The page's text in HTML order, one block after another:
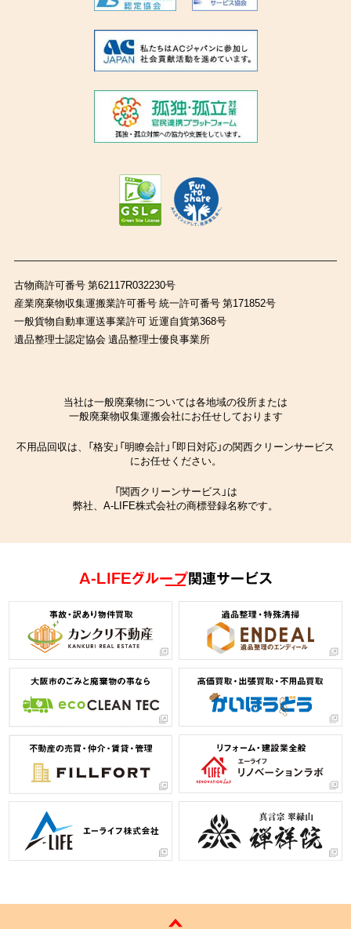
古物商許可番号 第62117R032230号
産業廃棄物収集運搬業許可番号 統一許可番号 第171852号
一般貨物自動車運送事業許可 近運自貨第368号
遺品整理士認定協会 遺品整理士優良事業所
当社は一般廃棄物については各地域の役所または
一般廃棄物収集運搬会社にお任せしております
不用品回収は、「格安」「明瞭会計」「即日対応」の関西クリーンサービス
にお任せください。
「関西クリーンサービス」は
弊社、A-LIFE株式会社の商標登録名称です。
A-LIFEグループ関連サービス